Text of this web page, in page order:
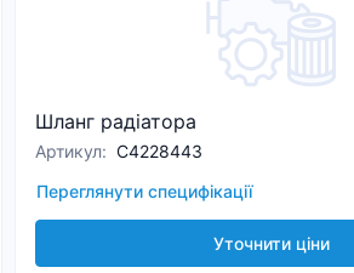
Шланг радіатора
Артикул: C4228443
Переглянути специфікації
Уточнити ціни